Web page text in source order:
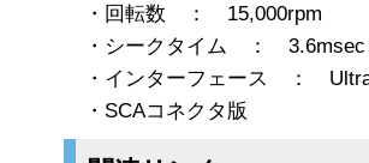
・回転数 ： 15,000rpm
・シークタイム ： 3.6msec
・インターフェース ：
・SCAコネクタ版